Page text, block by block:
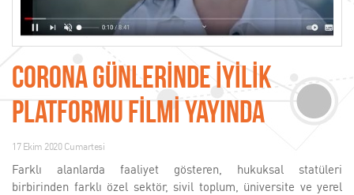
CORONA GÜNLERİNDE İYİLİK
PLATFORMU FİLMİ YAYINDA
17 Ekim 2020 Cumartesi
Farklı alanlarda faaliyet gösteren, hukuksal statüleri
birbirinden farklı özel sektör, sivil toplum, üniversite ve yerel